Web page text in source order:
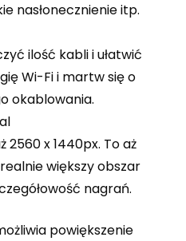
nasłonecznienie itp.
ilość kabli i ułatwić
Wi-Fi i martw się o
okablowania.
2560 x 1440px. To aż
większy obszar
nagrań.
powiększenie